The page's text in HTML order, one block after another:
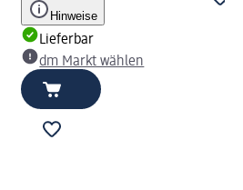
Hinweise
Lieferbar
dm Markt wählen